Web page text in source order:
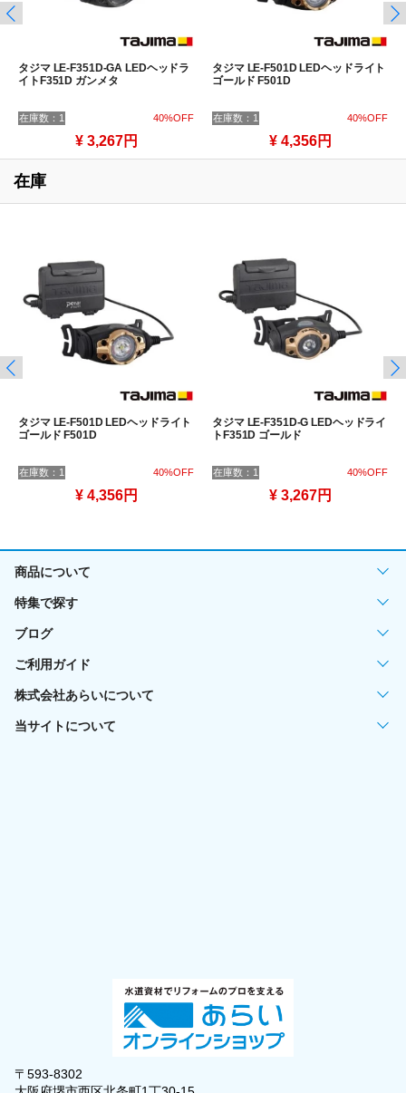
タジマ LE-F351D-GA LEDヘッドラ
イトF351D ガンメタ
在庫数：1 40%OFF
¥ 3,267円
タジマ LE-F501D LEDヘッドライト
ゴールド F501D
在庫数：1 40%OFF
¥ 4,356円
在庫
タジマ LE-F501D LEDヘッドライト
ゴールド F501D
在庫数：1 40%OFF
¥ 4,356円
タジマ LE-F351D-G LEDヘッドライ
トF351D ゴールド
在庫数：1 40%OFF
¥ 3,267円
商品について
特集で探す
ブログ
ご利用ガイド
株式会社あらいについて
当サイトについて
〒593-8302